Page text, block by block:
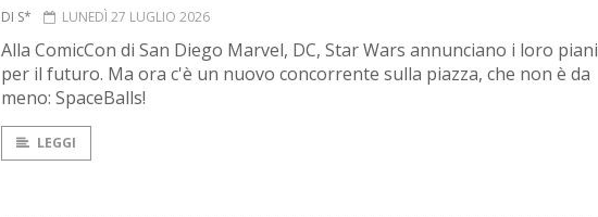
DI S* LUNEDÌ 27 LUGLIO 2026
Alla ComicCon di San Diego Marvel, DC, Star Wars annunciano i loro piani
per il futuro. Ma ora c'è un nuovo concorrente sulla piazza, che non è da
meno: SpaceBalls!
LEGGI